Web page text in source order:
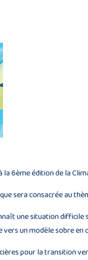
la 6ème édition de la
sera consacrée au
une situation
vers un modèle sobre
pour la transition